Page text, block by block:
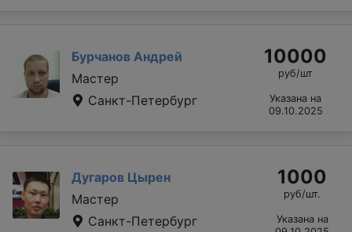
Бурчанов Андрей
Мастер
Санкт-Петербург
10000
руб/шт
Указана на
09.10.2025
Дугаров Цырен
Мастер
Санкт-Петербург
1000
руб/шт.
Указана на